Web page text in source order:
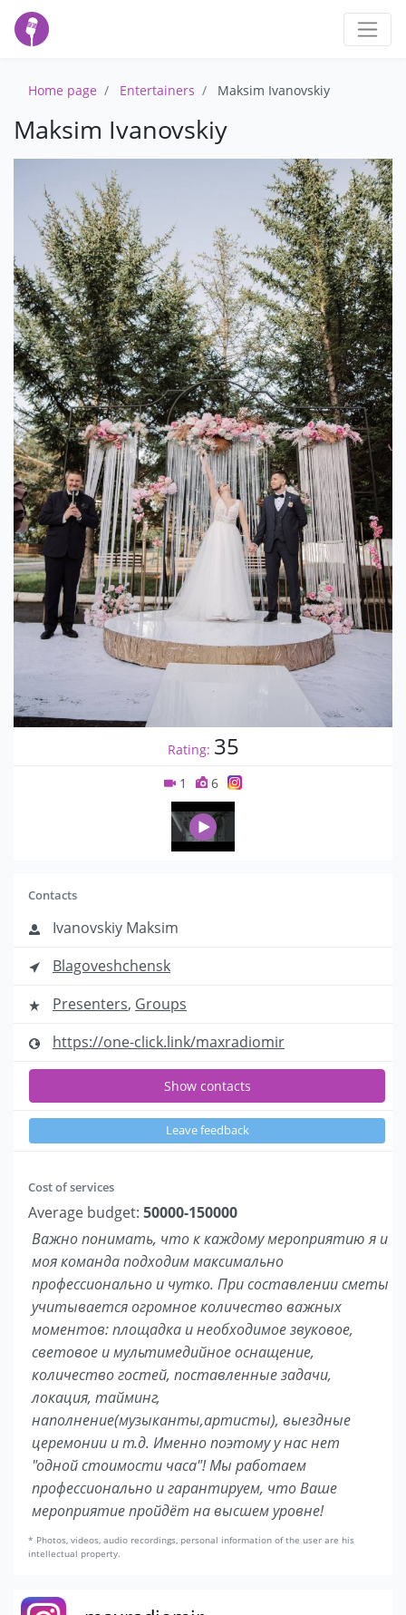
Home page Entertainers Maksim Ivanovskiy
Maksim Ivanovskiy
Rating: 35
1 6
Contacts
Ivanovskiy Maksim
Blagoveshchensk
Presenters, Groups
https://one-click.link/maxradiomir
Show contacts
Leave feedback
Cost of services
Average budget: 50000-150000
Важно понимать, что к каждому мероприятию я и
моя команда подходим максимально
профессионально и чутко. При составлении сметы
учитывается огромное количество важных
моментов: площадка и необходимое звуковое,
световое и мультимедийное оснащение,
количество гостей, поставленные задачи,
локация, тайминг,
наполнение(музыканты,артисты), выездные
церемонии и т.д. Именно поэтому у нас нет
"одной стоимости часа"! Мы работаем
профессионально и гарантируем, что Ваше
мероприятие пройдёт на высшем уровне!
* Photos, videos, audio recordings, personal information of the user are his
intellectual property.